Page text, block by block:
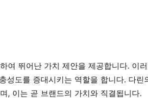
여 뛰어난 가치 제안을 제공합니다. 이
성도를 증대시키는 역할을 합니다. 다린
, 이는 곧 브랜드의 가치와 직결됩니다.